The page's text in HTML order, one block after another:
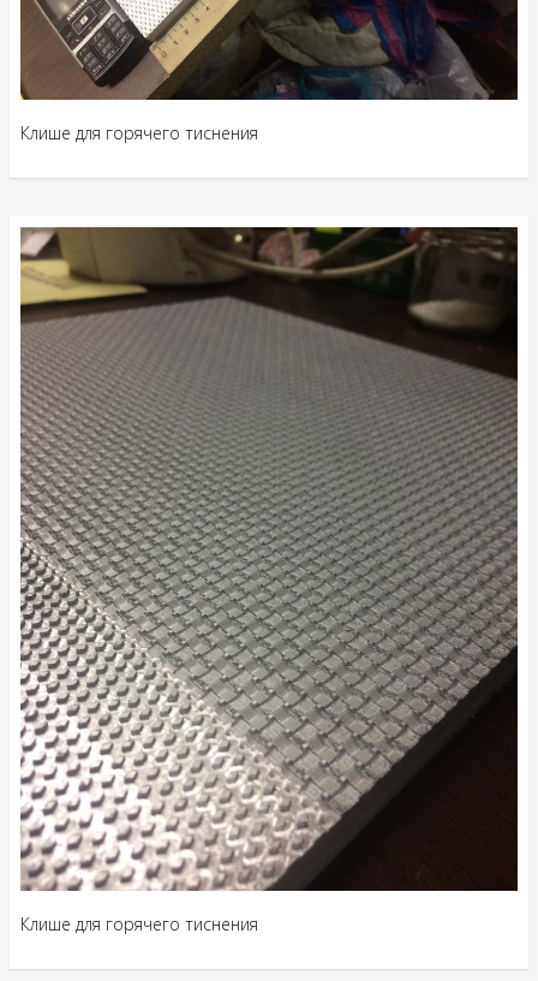
Клише для горячего тиснения
Клише для горячего тиснения